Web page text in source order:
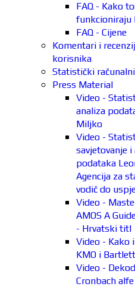
FAQ - Kako
funkcioniraju
FAQ - Cijene
Komentari i
korisnika
Statistički
Press Material
Video -
analiza
Miljko
Video -
savjetovanje i
podataka
Agencija za
vodič do
Video -
AMOS A
- Hrvatski titl
Video - Kako
KMO i
Video -
Cronbach alfe